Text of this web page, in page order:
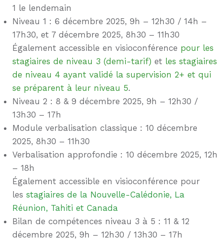
1 le lendemain
Niveau 1 : 6 décembre 2025, 9h – 12h30 / 14h –
17h30, et 7 décembre 2025, 8h30 – 11h30
Également accessible en visioconférence pour les
stagiaires de niveau 3 (demi-tarif) et les stagiaires
de niveau 4 ayant validé la supervision 2+ et qui
se préparent à leur niveau 5.
Niveau 2 : 8 & 9 décembre 2025, 9h – 12h30 /
13h30 – 17h
Module verbalisation classique : 10 décembre
2025, 8h30 – 11h30
Verbalisation approfondie : 10 décembre 2025, 12h
– 18h
Également accessible en visioconférence pour
les stagiaires de la Nouvelle-Calédonie, La
Réunion, Tahiti et Canada
Bilan de compétences niveau 3 à 5 : 11 & 12
décembre 2025, 9h – 12h30 / 13h30 – 17h